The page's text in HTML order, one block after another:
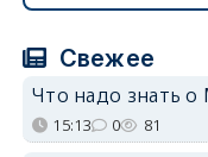
Свежее
Что надо знать о
15:13 0 81